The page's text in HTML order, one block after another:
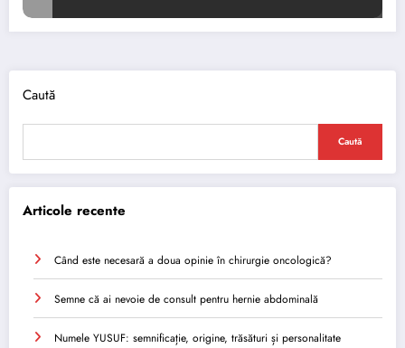
Caută
Caută
Articole recente
Când este necesară a doua opinie în chirurgie oncologică?
Semne că ai nevoie de consult pentru hernie abdominală
Numele YUSUF: semnificație, origine, trăsături și personalitate